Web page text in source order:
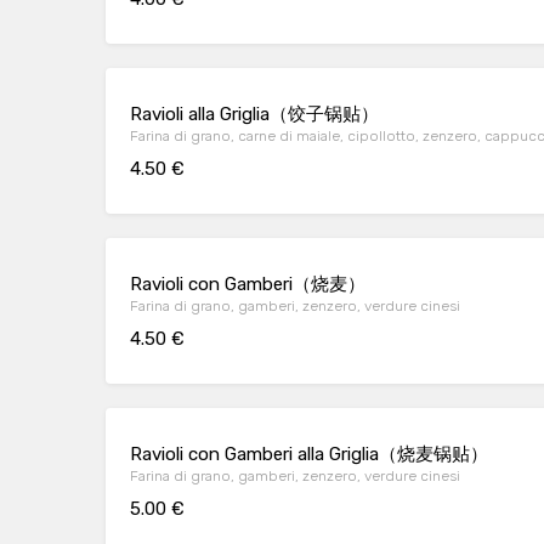
Ravioli alla Griglia（饺子锅贴）
Farina di grano, carne di maiale, cipollotto, zenzero,
4.50 €
Ravioli con Gamberi（烧麦）
Farina di grano, gamberi, zenzero, verdure cinesi
4.50 €
Ravioli con Gamberi alla Griglia（烧麦锅贴）
Farina di grano, gamberi, zenzero, verdure cinesi
5.00 €